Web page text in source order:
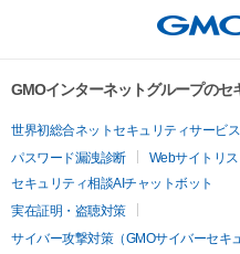
GMOインターネットグループのセ
世界初総合ネットセキュリティサービ
パスワード漏洩診断
Webサイトリ
セキュリティ相談AIチャットボット
実在証明・盗聴対策
サイバー攻撃対策（GMOサイバーセキ